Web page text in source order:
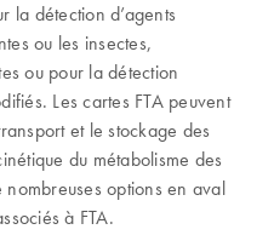
la détection d’agents
ou les insectes,
ou pour la détection
Les cartes FTA peuvent
et le stockage des
du métabolisme des
options en aval
à FTA.